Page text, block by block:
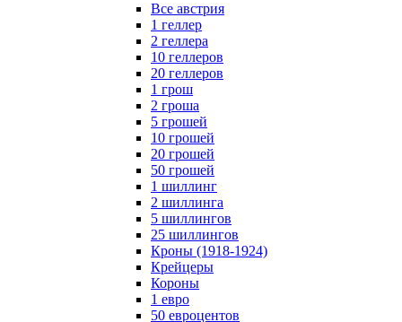
Все австрия
1 геллер
2 геллера
10 геллеров
20 геллеров
1 грош
2 гроша
5 грошей
10 грошей
20 грошей
50 грошей
1 шиллинг
2 шиллинга
5 шиллингов
25 шиллингов
Кроны (1918-1924)
Крейцеры
Короны
1 евро
50 евроцентов